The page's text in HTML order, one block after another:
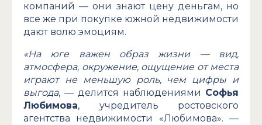
компаний — они знают цену деньгам, но
все же при покупке южной недвижимости
дают волю эмоциям.
«На юге важен образ жизни — вид,
атмосфера, окружение, ощущение от места
играют не меньшую роль, чем цифры и
выгода, — делится наблюдениями Софья
Любимова, учредитель ростовского
агентства недвижимости «Любимова». —